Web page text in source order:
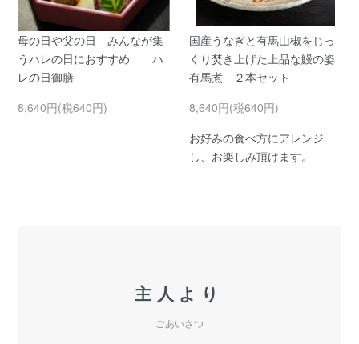
母の日や父の日 みんなが集
うハレの日におすすめ ハ
レの日御膳
8,640円(税640円)
国産うなぎと有馬山椒をじっ
くり焚き上げた上品な鰻の姿
有馬煮 ２本セット
8,640円(税640円)
お好みの食べ方にアレンジ
し、お楽しみ頂けます。
主人より
ごあいさつ